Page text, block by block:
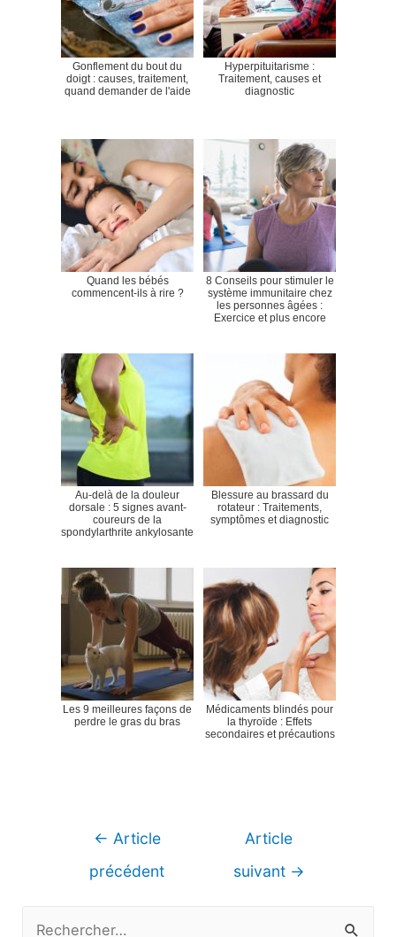
Gonflement du bout du
doigt : causes, traitement,
quand demander de l'aide
Hyperpituitarisme :
Traitement, causes et
diagnostic
Quand les bébés
commencent-ils à rire ?
8 Conseils pour stimuler le
système immunitaire chez
les personnes âgées :
Exercice et plus encore
Au-delà de la douleur
dorsale : 5 signes avant-
coureurs de la
spondylarthrite ankylosante
Blessure au brassard du
rotateur : Traitements,
symptômes et diagnostic
Les 9 meilleures façons de
perdre le gras du bras
Médicaments blindés pour
la thyroïde : Effets
secondaires et précautions
Navigation
← Article
précédent
Article
suivant →